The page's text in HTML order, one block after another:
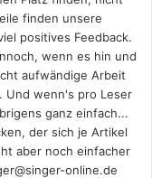
finden unsere
positives Feedback.
wenn es hin und
aufwändige Arbeit
Und wenn's pro Leser
ganz einfach...
der sich je Artikel
aber noch einfacher
online.de